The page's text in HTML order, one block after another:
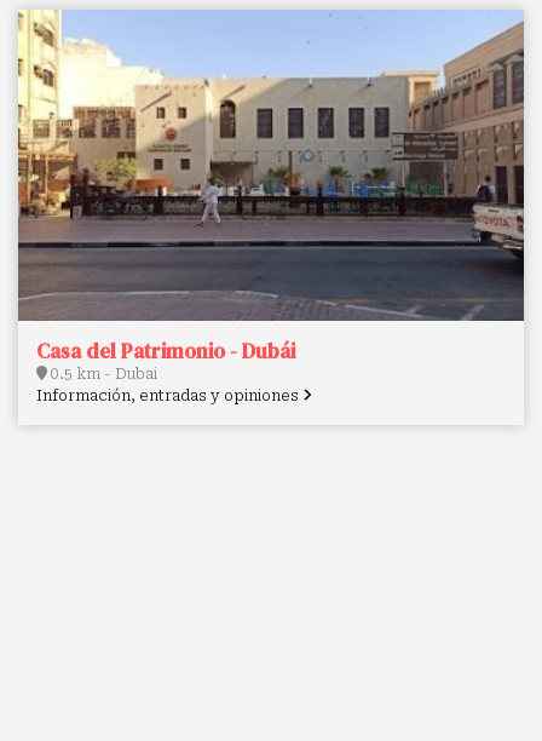
Casa del Patrimonio - Dubái
0.5 km - Dubai
Información, entradas y opiniones